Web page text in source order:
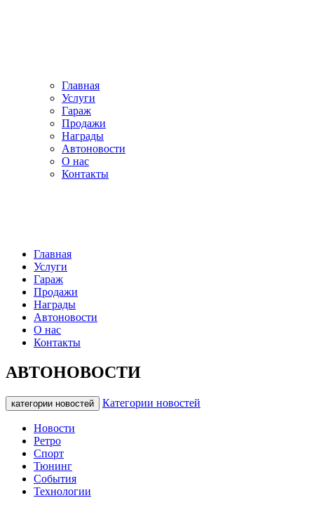
Главная
Услуги
Гараж
Продажи
Награды
Автоновости
О нас
Контакты
Главная
Услуги
Гараж
Продажи
Награды
Автоновости
О нас
Контакты
АВТОНОВОСТИ
категории новостей Категории новостей
Новости
Ретро
Спорт
Тюнинг
События
Технологии